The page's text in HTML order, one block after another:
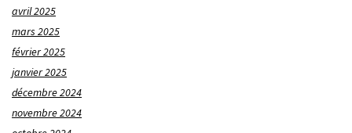
avril 2025
mars 2025
février 2025
janvier 2025
décembre 2024
novembre 2024